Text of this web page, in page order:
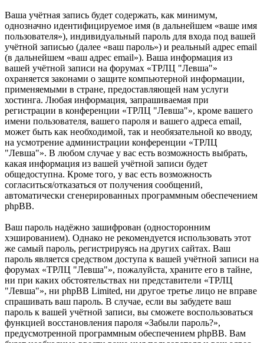
Ваша учётная запись будет содержать, как минимум,
однозначно идентифицируемое имя (в дальнейшем «ваше имя
пользователя»), индивидуальный пароль для входа под вашей
учётной записью (далее «ваш пароль») и реальный адрес email
(в дальнейшем «ваш адрес email»). Ваша информация из
вашей учётной записи на форумах «ТРЛЦ "Левша"»
охраняется законами о защите компьютерной информации,
применяемыми в стране, предоставляющей нам услуги
хостинга. Любая информация, запрашиваемая при
регистрации в конференции «ТРЛЦ "Левша"», кроме вашего
имени пользователя, вашего пароля и вашего адреса email,
может быть как необходимой, так и необязательной ко вводу,
на усмотрение администрации конференции «ТРЛЦ
"Левша"». В любом случае у вас есть возможность выбрать,
какая информация из вашей учётной записи будет
общедоступна. Кроме того, у вас есть возможность
согласиться/отказаться от получения сообщений,
автоматически сгенерированных программным обеспечением
phpBB.
Ваш пароль надёжно зашифрован (односторонним
хэшированием). Однако не рекомендуется использовать этот
же самый пароль, регистрируясь на других сайтах. Ваш
пароль является средством доступа к вашей учётной записи на
форумах «ТРЛЦ "Левша"», пожалуйста, храните его в тайне,
ни при каких обстоятельствах ни представители «ТРЛЦ
"Левша"», ни phpBB Limited, ни другое третье лицо не вправе
спрашивать ваш пароль. В случае, если вы забудете ваш
пароль к вашей учётной записи, вы сможете воспользоваться
функцией восстановления пароля «Забыли пароль?»,
предусмотренной программным обеспечением phpBB. Вам